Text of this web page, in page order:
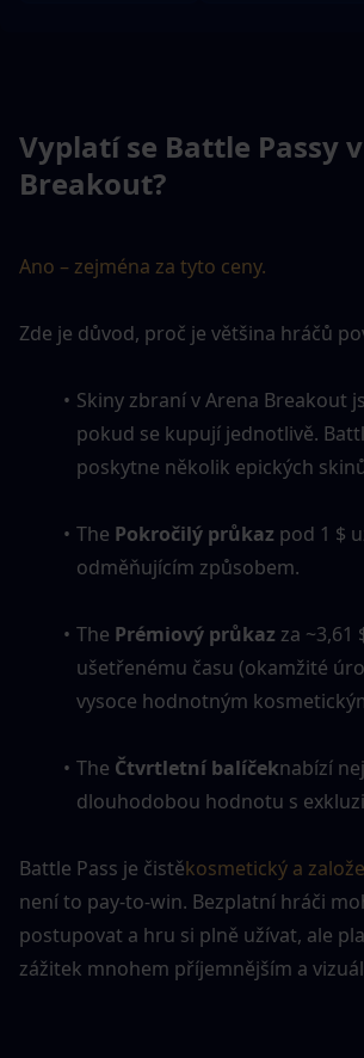
Vyplatí se Battle Passy
Breakout?
Ano – zejména za tyto ceny.
Zde je důvod, proč je většina hráčů
Skiny zbraní v Arena Breakout
pokud se kupují jednotlivě.
poskytne několik epických
The Pokročilý průkaz pod 1 $
odměňujícím způsobem.
The Prémiový průkaz za ~3,61
ušetřenému času (okamžité
vysoce hodnotným
The Čtvrtletní balíčeknabízí
dlouhodobou hodnotu s
Battle Pass je čistěkosmetický a
není to pay-to-win. Bezplatní hráči
postupovat a hru si plně užívat, ale
zážitek mnohem příjemnějším a